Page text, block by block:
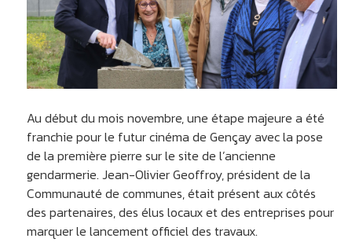
Au début du mois novembre, une étape majeure a été
franchie pour le futur cinéma de Gençay avec la pose
de la première pierre sur le site de l’ancienne
gendarmerie. Jean-Olivier Geoffroy, président de la
Communauté de communes, était présent aux côtés
des partenaires, des élus locaux et des entreprises pour
marquer le lancement officiel des travaux.